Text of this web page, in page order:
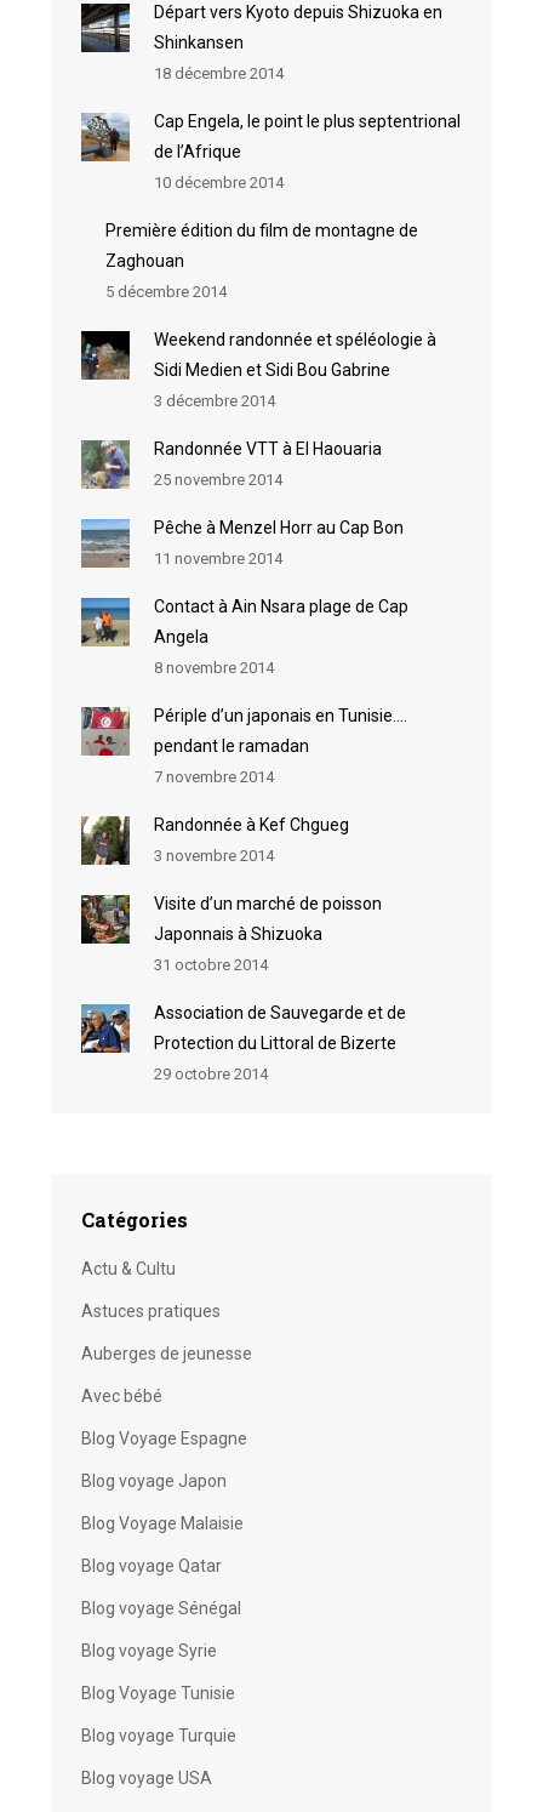
Départ vers Kyoto depuis Shizuoka en
Shinkansen
18 décembre 2014
Cap Engela, le point le plus septentrional
de l’Afrique
10 décembre 2014
Première édition du film de montagne de
Zaghouan
5 décembre 2014
Weekend randonnée et spéléologie à
Sidi Medien et Sidi Bou Gabrine
3 décembre 2014
Randonnée VTT à El Haouaria
25 novembre 2014
Pêche à Menzel Horr au Cap Bon
11 novembre 2014
Contact à Ain Nsara plage de Cap
Angela
8 novembre 2014
Périple d’un japonais en Tunisie….
pendant le ramadan
7 novembre 2014
Randonnée à Kef Chgueg
3 novembre 2014
Visite d’un marché de poisson
Japonnais à Shizuoka
31 octobre 2014
Association de Sauvegarde et de
Protection du Littoral de Bizerte
29 octobre 2014
Catégories
Actu & Cultu
Astuces pratiques
Auberges de jeunesse
Avec bébé
Blog Voyage Espagne
Blog voyage Japon
Blog Voyage Malaisie
Blog voyage Qatar
Blog voyage Sénégal
Blog voyage Syrie
Blog Voyage Tunisie
Blog voyage Turquie
Blog voyage USA